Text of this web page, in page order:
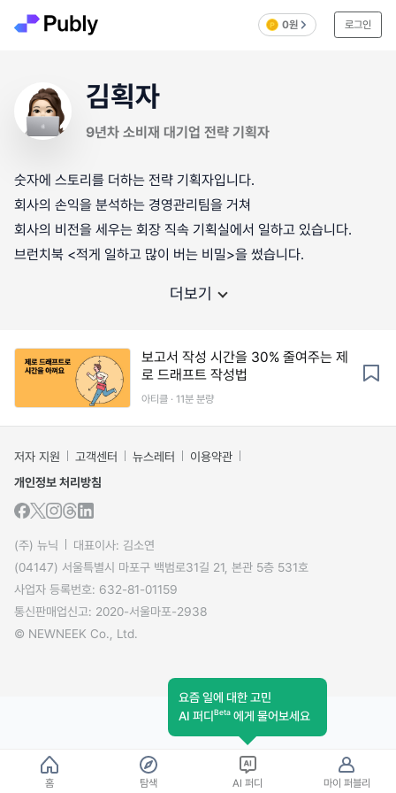
0원 로그인
김획자
9년차 소비재 대기업 전략 기획자
숫자에 스토리를 더하는 전략 기획자입니다.
회사의 손익을 분석하는 경영관리팀을 거쳐
회사의 비전을 세우는 회장 직속 기획실에서 일하고 있습니다.
브런치북 <적게 일하고 많이 버는 비밀>을 썼습니다.
더보기
보고서 작성 시간을 30% 줄여주는 제
로 드래프트 작성법
아티클 · 11분 분량
저자 지원 고객센터 뉴스레터
이용약관
개인정보 처리방침
(주) 뉴닉
대표이사: 김소연
(04147) 서울특별시 마포구 백범로31길 21, 본관 5층 531호
사업자 등록번호: 632-81-01159
통신판매업신고: 2020-서울마포-2938
© NEWNEEK Co., Ltd.
홈 탐색
요즘 일에 대한 고민
AI 퍼디Beta 에게 물어보세요
AI 퍼디 마이 퍼블리